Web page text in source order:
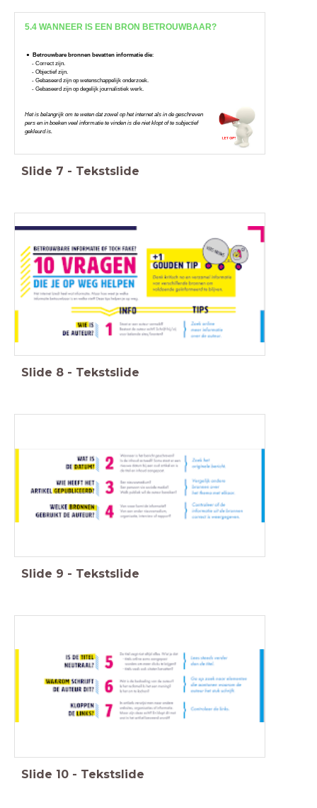
5.4 WANNEER IS EEN BRON BETROUWBAAR?
Betrouwbare bronnen bevatten informatie die:
- Correct zijn.
- Objectief zijn.
- Gebaseerd zijn op wetenschappelijk onderzoek.
- Gebaseerd zijn op degelijk journalistiek werk.
Het is belangrijk om te weten dat zowel op het internet als in de geschreven
pers en in boeken veel informatie te vinden is die niet klopt of te subjectief
gekleurd is.
Slide 7 - Tekstslide
Slide 8 - Tekstslide
Slide 9 - Tekstslide
Slide 10 - Tekstslide